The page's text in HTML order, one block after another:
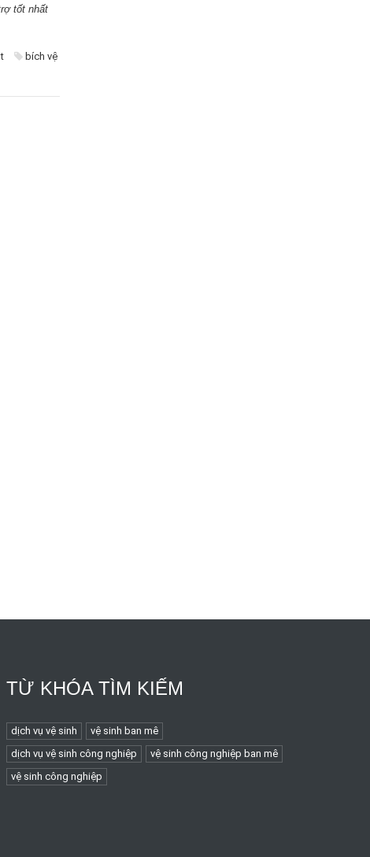
tốt nhất
bích vệ
TỪ KHÓA TÌM KIẾM
dịch vụ vệ sinh
vệ sinh ban mê
dịch vụ vệ sinh công nghiệp
vệ sinh công nghiệp ban mê
vệ sinh công nghiệp